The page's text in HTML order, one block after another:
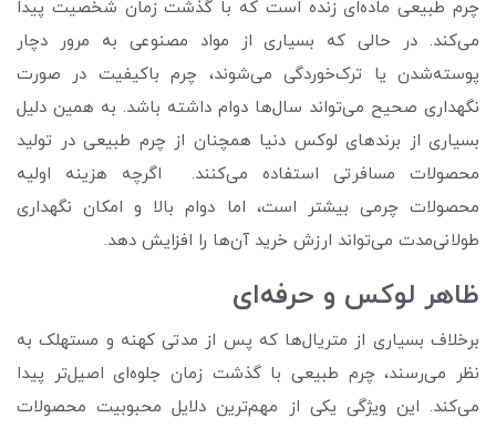
چرم طبیعی ماده‌ای زنده است که با گذشت زمان شخصیت پیدا
می‌کند. در حالی که بسیاری از مواد مصنوعی به مرور دچار
پوسته‌شدن یا ترک‌خوردگی می‌شوند، چرم باکیفیت در صورت
نگهداری صحیح می‌تواند سال‌ها دوام داشته باشد. به همین دلیل
بسیاری از برندهای لوکس دنیا همچنان از چرم طبیعی در تولید
محصولات مسافرتی استفاده می‌کنند. اگرچه هزینه اولیه
محصولات چرمی بیشتر است، اما دوام بالا و امکان نگهداری
طولانی‌مدت می‌تواند ارزش خرید آن‌ها را افزایش دهد.
ظاهر لوکس و حرفه‌ای
برخلاف بسیاری از متریال‌ها که پس از مدتی کهنه و مستهلک به
نظر می‌رسند، چرم طبیعی با گذشت زمان جلوه‌ای اصیل‌تر پیدا
می‌کند. این ویژگی یکی از مهم‌ترین دلایل محبوبیت محصولات